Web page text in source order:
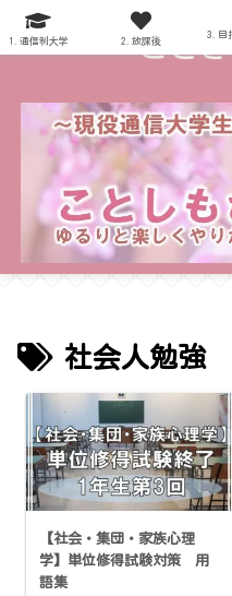
～こと
社会人勉強
【社会・集団・家族心理
学】単位修得試験対策 用
語集
1.通信制大学 2.放課後
3.目